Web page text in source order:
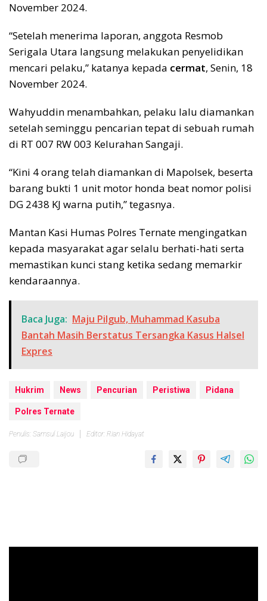
November 2024.
“Setelah menerima laporan, anggota Resmob
Serigala Utara langsung melakukan penyelidikan
mencari pelaku,” katanya kepada cermat, Senin, 18
November 2024.
Wahyuddin menambahkan, pelaku lalu diamankan
setelah seminggu pencarian tepat di sebuah rumah
di RT 007 RW 003 Kelurahan Sangaji.
“Kini 4 orang telah diamankan di Mapolsek, beserta
barang bukti 1 unit motor honda beat nomor polisi
DG 2438 KJ warna putih,” tegasnya.
Mantan Kasi Humas Polres Ternate mengingatkan
kepada masyarakat agar selalu berhati-hati serta
memastikan kunci stang ketika sedang memarkir
kendaraannya.
Baca Juga: Maju Pilgub, Muhammad Kasuba
Bantah Masih Berstatus Tersangka Kasus Halsel
Expres
Hukrim News Pencurian Peristiwa Pidana
Polres Ternate
Penulis: Samsul Laijou Editor: Rian Hidayat